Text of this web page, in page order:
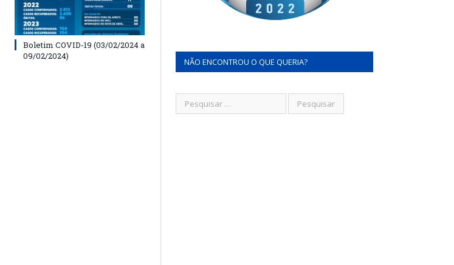
Boletim COVID-19 (03/02/2024 a
09/02/2024)
NÃO ENCONTROU O QUE QUERIA?